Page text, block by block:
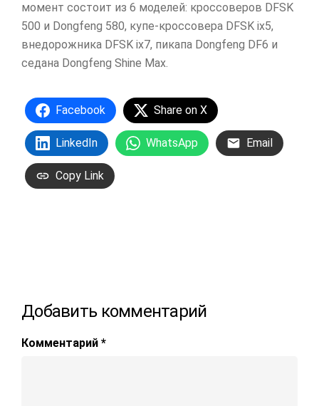
момент состоит из 6 моделей: кроссоверов DFSK
500 и Dongfeng 580, купе-кроссовера DFSK ix5,
внедорожника DFSK ix7, пикапа Dongfeng DF6 и
седана Dongfeng Shine Max.
Facebook Share on X
LinkedIn WhatsApp Email
Copy Link
Добавить комментарий
Комментарий *